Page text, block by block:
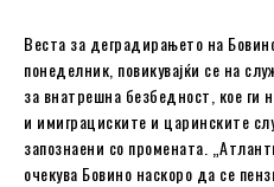
Веста за деградирањето на
понеделник, повикувајќи се на
за внатрешна безбедност, кое ги
и имиграциските и царинските
запознаени со промената.
очекува Бовино наскоро да се